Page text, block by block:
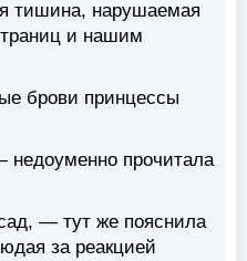
тишина, нарушаемая
и нашим
брови принцессы
прочитала
— тут же пояснила
за реакцией